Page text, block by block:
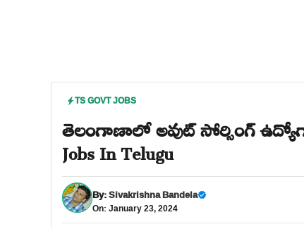
TS GOVT JOBS
తెలంగాణాలో అవుట్ సోర్సింగ్
Jobs In Telugu
By:Sivakrishna Bandela
On: January 23, 2024